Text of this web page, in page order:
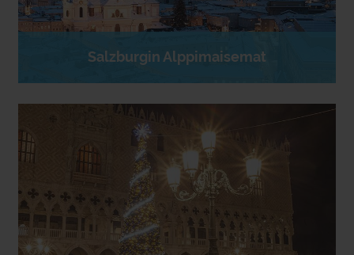
Salzburgin Alppimaisemat